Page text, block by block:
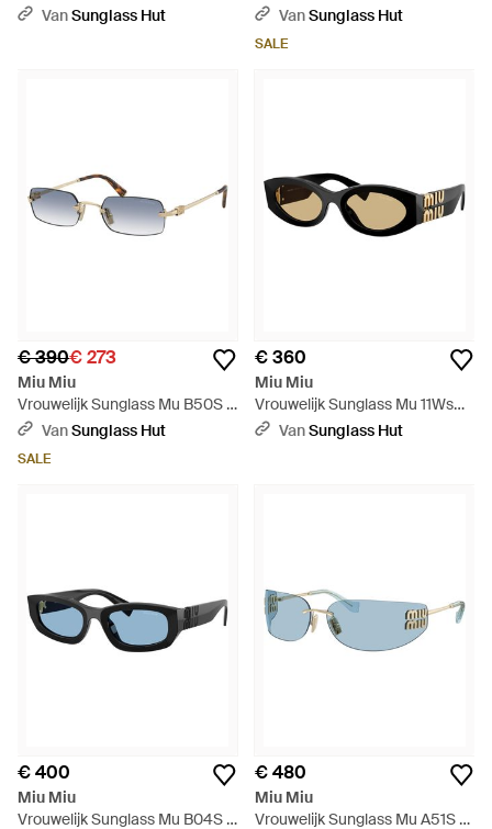
Zwart
VanSunglass Hut
Zwart
VanSunglass Hut
SALE
€ 390€ 273
Miu Miu
Vrouwelijk Sunglass Mu B50S -
Zwart
VanSunglass Hut
SALE
€ 360
Miu Miu
Vrouwelijk Sunglass Mu 11Ws
0Mu 11Ws - Zwart
VanSunglass Hut
€ 400
Miu Miu
Vrouwelijk Sunglass Mu B04S -
€ 480
Miu Miu
Vrouwelijk Sunglass Mu A51S -